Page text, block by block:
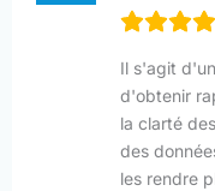
Il s'agit
d'obtenir
la clarté
des
les rendre